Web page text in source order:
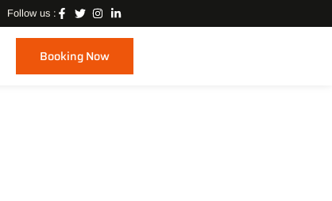
Follow us :
Booking Now